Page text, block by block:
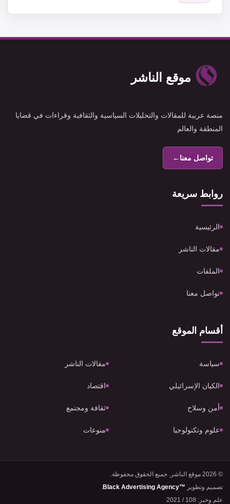
موقع الناشر
منصة عربية للمقالات والتحليلات السياسية والثقافية وقراءات في قضايا
المنطقة والعالم
تواصل معنا←
روابط سريعة
الرئيسية
مقالات الناشر
الملفات
تواصل معنا
أقسام الموقع
سياسة مقالات الناشر
الكيان الإسرائيلي اقتصاد
أمن وسلاح ثقافة ومجتمع
علوم وتكنولوجيا منوعات
© 2026 موقع الناشر. جميع الحقوق محفوظة.
تصميم وتطوير Black Advertising Agency™
.
علم وخبر: 108 / 2021